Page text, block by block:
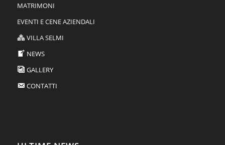
MATRIMONI
EVENTI E CENE AZIENDALI
VILLA SELMI
NEWS
GALLERY
CONTATTI